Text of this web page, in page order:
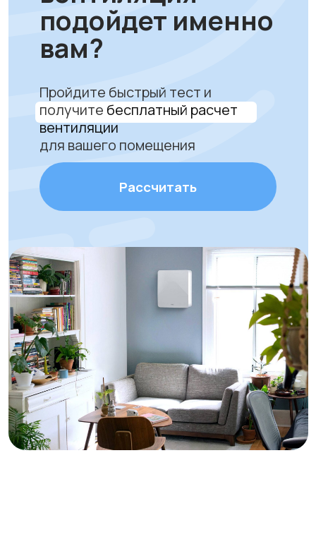
комфортный воздух
Только надежное и
сертифицированное
оборудование
Профессиональная установка
за 1 час без грязи и сложного
устройства.
Опытные специалисты установят и
настроят систему так, чтобы она
сразу работала на максимальную
Профессиональный
монтаж для
безупречной работы